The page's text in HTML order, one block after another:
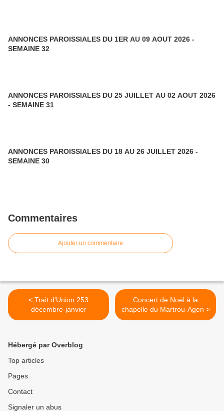
ANNONCES PAROISSIALES DU 1ER AU 09 AOUT 2026 -
SEMAINE 32
ANNONCES PAROISSIALES DU 25 JUILLET AU 02 AOUT 2026
- SEMAINE 31
ANNONCES PAROISSIALES DU 18 AU 26 JUILLET 2026 -
SEMAINE 30
Commentaires
Ajouter un commentaire
< Trait d'Union 253
décembre-janvier
Concert de Noël à la
chapelle du Martrou-Agen >
Hébergé par Overblog
Top articles
Pages
Contact
Signaler un abus